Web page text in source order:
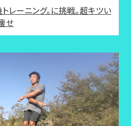
レーニング。に挑戦。超キツい
せ